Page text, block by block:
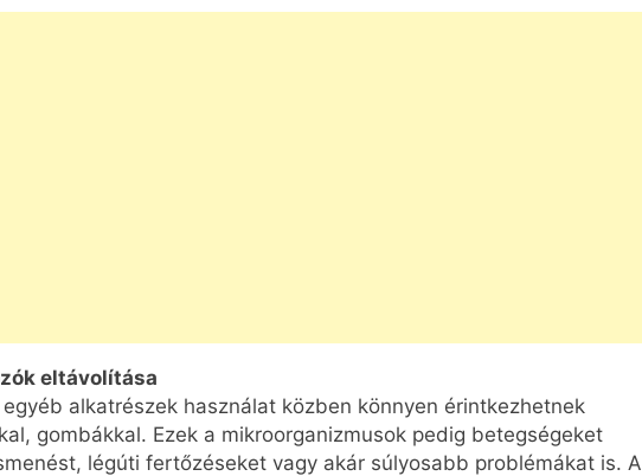
eltávolítása
alkatrészek használat közben könnyen érintkezhetnek
gombákkal. Ezek a mikroorganizmusok pedig betegségeket
légúti fertőzéseket vagy akár súlyosabb problémákat is. A